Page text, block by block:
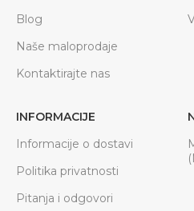
Blog
Naše maloprodaje
Kontaktirajte nas
INFORMACIJE
Informacije o dostavi
Politika privatnosti
Pitanja i odgovori